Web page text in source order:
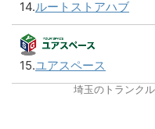
14.ルートストアハブ
15.ユアスペース
埼玉のトランク